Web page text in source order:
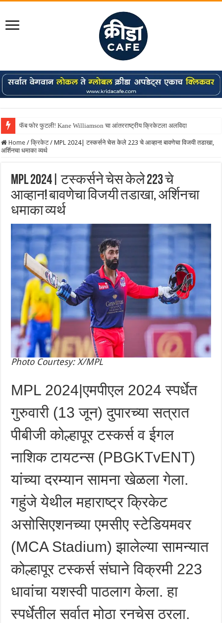
Shreyas Iyer कॅप्टन झाला! टी20 ची पुन्हा मुंबईकराच्या खांद्यावर, एशियन गेम्स…
Home / क्रिकेट / MPL 2024| टस्कर्सने चेस केले 223 चे आव्हान! बावणेचा विजयी तडाखा,
अर्शिनचा धमाका व्यर्थ
MPL 2024| टस्कर्सने चेस केले 223 चे
आव्हान! बावणेचा विजयी तडाखा, अर्शिनचा
धमाका व्यर्थ
Photo Courtesy: X/MPL
MPL 2024|एमपीएल 2024 स्पर्धेत
गुरुवारी (13 जून) दुपारच्या सत्रात
पीबीजी कोल्हापूर टस्कर्स व ईगल
नाशिक टायटन्स (PBGKTvENT)
यांच्या दरम्यान सामना खेळला गेला.
गहुंजे येथील महाराष्ट्र क्रिकेट
असोसिएशनच्या एमसीए स्टेडियमवर
(MCA Stadium) झालेल्या सामन्यात
कोल्हापूर टस्कर्स संघाने विक्रमी 223
धावांचा यशस्वी पाठलाग केला. हा
स्पर्धेतील सर्वात मोठा रनचेस ठरला.‌